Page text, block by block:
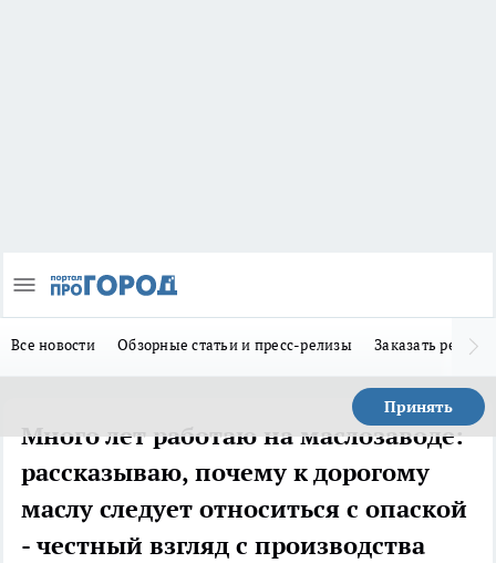
Все новости Обзорные статьи и пресс-релизы Заказать
Принять
Много лет работаю на маслозаводе:
рассказываю, почему к дорогому
маслу следует относиться с опаской
- честный взгляд с производства